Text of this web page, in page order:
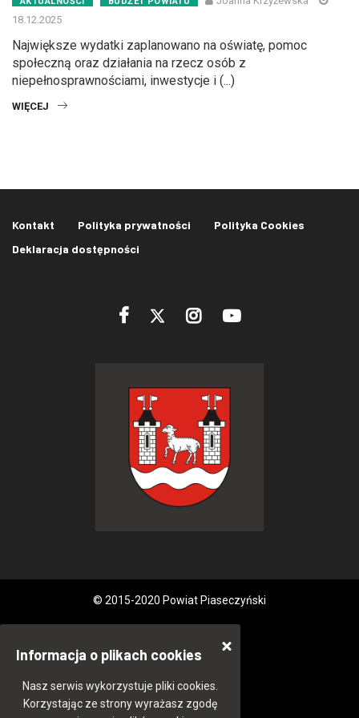
18.12.2025
Największe wydatki zaplanowano na oświatę, pomoc
społeczną oraz działania na rzecz osób z
niepełnosprawnościami, inwestycje i (...)
WIĘCEJ
Kontakt Polityka prywatności
Polityka Cookies
Deklaracja dostępności
© 2015-2020 Powiat Piaseczyński
Informacja o plikach cookies
Nasz serwis wykorzystuje pliki cookies.
Korzystając ze strony wyrażasz zgodę